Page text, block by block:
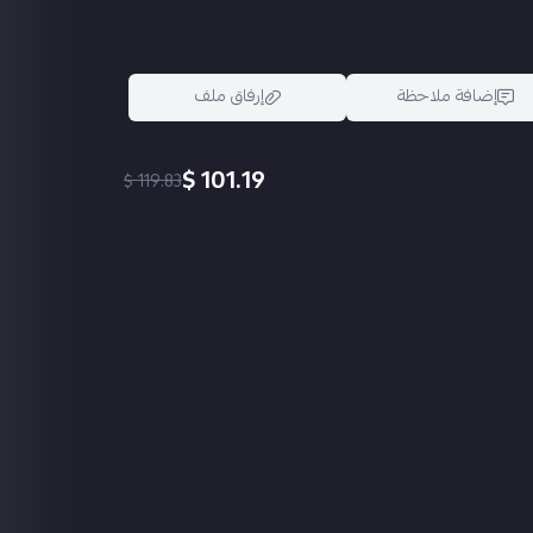
إضافة ملاحظة إرفاق ملف
101.19 $
119.83 $